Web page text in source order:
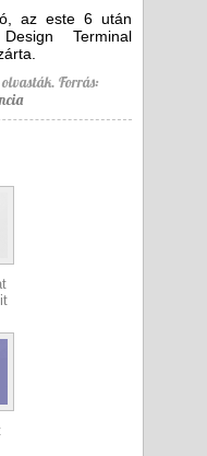
az este 6 után
Terminal
Forrás: